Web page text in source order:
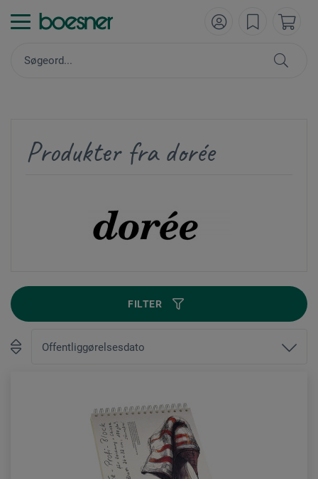
Produkter fra dorée
FILTER